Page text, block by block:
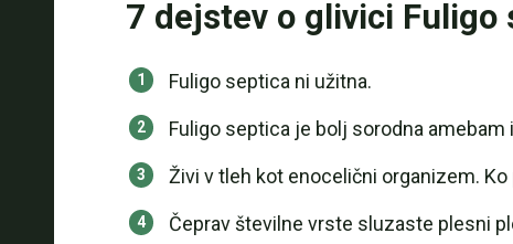
7 dejstev o glivici Fuligo
Fuligo septica ni užitna.
Fuligo septica je bolj sorodna
Živi v tleh kot enocelični organizem.
Čeprav številne vrste sluzaste plesni